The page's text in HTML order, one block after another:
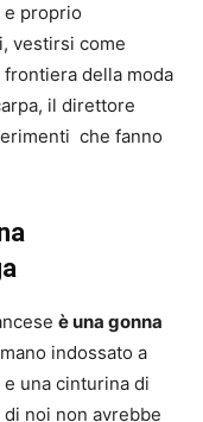
e proprio
vestirsi come
della moda
il direttore
che fanno
è una gonna
indossato a
una cinturina di
noi non avrebbe